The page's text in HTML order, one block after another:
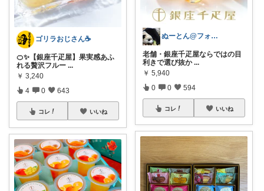
ゴリラおじさん☕️
🍊✨【銀座千疋屋】果実感あふ
れる贅沢フルー ...
￥ 3,240
4 0 643
コレ いいね
ぬーとん@フォロバ100％
老舗・銀座千疋屋ならではの目
利きで選び抜か ...
￥ 5,940
0 0 594
コレ いいね